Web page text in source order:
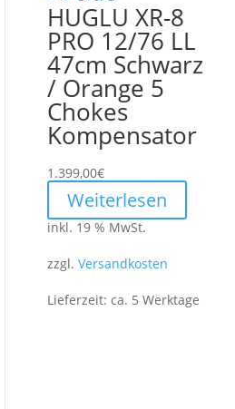
HUGLU XR-8
PRO 12/76 LL
47cm Schwarz
/ Orange 5
Chokes
Kompensator
1.399,00€
Weiterlesen
inkl. 19 % MwSt.
zzgl.Versandkosten
Lieferzeit:ca. 5 Werktage